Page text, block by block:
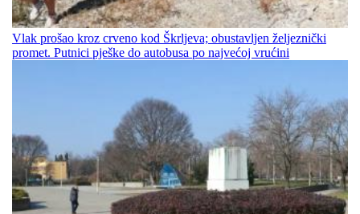
Vlak prošao kroz crveno kod Škrljeva; obustavljen željeznički
promet. Putnici pješke do autobusa po najvećoj vrućini